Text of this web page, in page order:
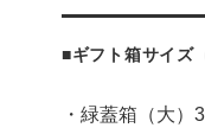
■ギフト箱サイズ
・緑蓋箱（大